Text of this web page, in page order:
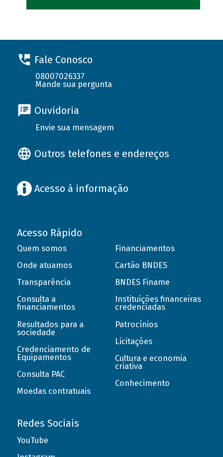
Fale Conosco
08007026337
Mande sua pergunta
Ouvidoria
Envie sua mensagem
Outros telefones e endereços
Acesso à informação
Acesso Rápido
Quem somos
Onde atuamos
Transparência
Consulta a
financiamentos
Resultados para a
sociedade
Credenciamento de
Equipamentos
Consulta PAC
Moedas contratuais
Financiamentos
Cartão BNDES
BNDES Finame
Instituições financeiras
credenciadas
Patrocínios
Licitações
Cultura e economia
criativa
Conhecimento
Redes Sociais
YouTube